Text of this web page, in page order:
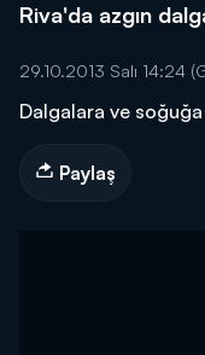
Riva'da azgın
29.10.2013 Salı 14:24
Dalgalara ve
Paylaş